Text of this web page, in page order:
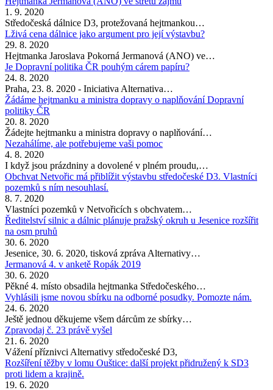
1. 9. 2020
Středočeská dálnice D3, protežovaná hejtmankou…
Lživá cena dálnice jako argument pro její výstavbu?
29. 8. 2020
Hejtmanka Jaroslava Pokorná Jermanová (ANO) ve…
Je Dopravní politika ČR pouhým cárem papíru?
24. 8. 2020
Praha, 23. 8. 2020 - Iniciativa Alternativa…
Žádáme hejtmanku a ministra dopravy o naplňování Dopravní
politiky ČR
20. 8. 2020
Žádejte hejtmanku a ministra dopravy o naplňování…
Nezahálíme, ale potřebujeme vaši pomoc
4. 8. 2020
I když jsou prázdniny a dovolené v plném proudu,…
Obchvat Netvořic má přiblížit výstavbu středočeské D3. Vlastníci
pozemků s ním nesouhlasí.
8. 7. 2020
Vlastníci pozemků v Netvořicích s obchvatem…
Ředitelství silnic a dálnic plánuje pražský okruh u Jesenice rozšířit
na osm pruhů
30. 6. 2020
Jesenice, 30. 6. 2020, tisková zpráva Alternativy…
Jermanová 4. v anketě Ropák 2019
30. 6. 2020
Pěkné 4. místo obsadila hejtmanka Středočeského…
Vyhlásili jsme novou sbírku na odborné posudky. Pomozte nám.
24. 6. 2020
Ještě jednou děkujeme všem dárcům ze sbírky…
Zpravodaj č. 23 právě vyšel
21. 6. 2020
Vážení příznivci Alternativy středočeské D3,
Rozšíření těžby v lomu Ouštice: další projekt přidružený k SD3
proti lidem a krajině.
19. 6. 2020